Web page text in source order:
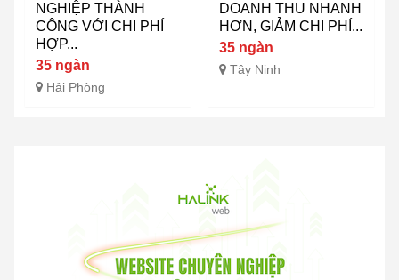
NGHIỆP THÀNH
CÔNG VỚI CHI PHÍ
HỢP...
35 ngàn
Hải Phòng
DOANH THU NHANH
HƠN, GIẢM CHI PHÍ...
35 ngàn
Tây Ninh